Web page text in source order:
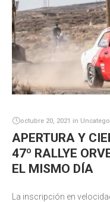
octubre 20, 2021 in
APERTURA Y
47º RALLYE
EL MISMO DÍA
La inscripción en